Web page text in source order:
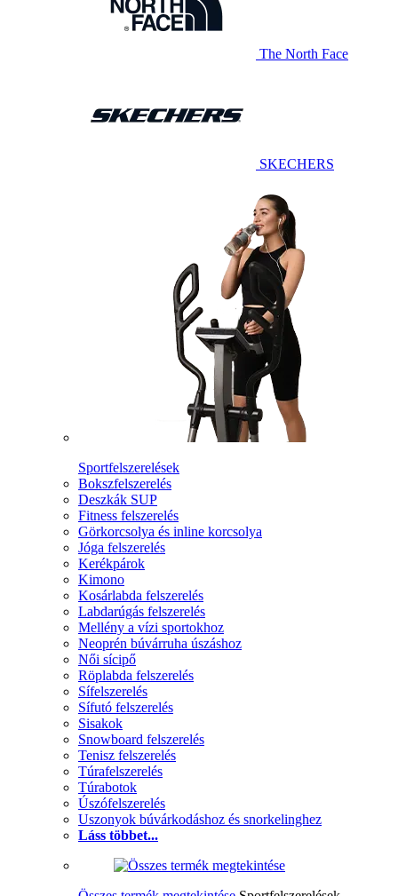
The North Face
SKECHERS
Sportfelszerelések
Bokszfelszerelés
Deszkák SUP
Fitness felszerelés
Görkorcsolya és inline korcsolya
Jóga felszerelés
Kerékpárok
Kimono
Kosárlabda felszerelés
Labdarúgás felszerelés
Mellény a vízi sportokhoz
Neoprén búvárruha úszáshoz
Női sícipő
Röplabda felszerelés
Sífelszerelés
Sífutó felszerelés
Sisakok
Snowboard felszerelés
Tenisz felszerelés
Túrafelszerelés
Túrabotok
Úszófelszerelés
Uszonyok búvárkodáshoz és snorkelinghez
Láss többet...